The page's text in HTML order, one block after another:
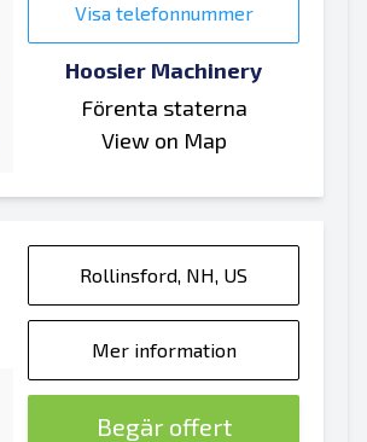
Visa telefonnummer
Hoosier Machinery
Förenta staterna
View on Map
Rollinsford, NH, US
Mer information
Begär offert